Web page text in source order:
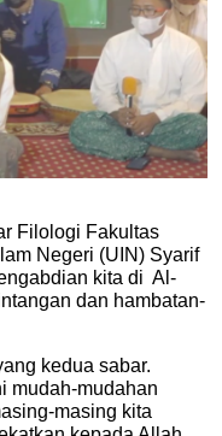
Filologi Fakultas
Negeri (UIN) Syarif
kita di  Al-
dan hambatan-
kedua sabar.
mudah-mudahan
masing kita